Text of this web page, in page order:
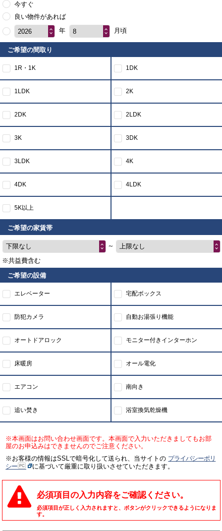
今すぐ
良い物件があれば
2026
年 8 月頃
ご希望の間取り
1R・1K 1DK
1LDK 2K
2DK 2LDK
3K 3DK
3LDK 4K
4DK 4LDK
5K以上
ご希望の家賃帯
下限なし ～
上限なし
※共益費含む
ご希望の設備
エレベーター 宅配ボックス
防犯カメラ 自動お湯張り機能
オートドアロック モニター付きインターホン
床暖房 オール電化
エアコン 南向き
追い焚き 浴室換気乾燥機
※本画面はお問い合わせ画面です。本画面で入力いただきましてもお部
屋のお申込みはできませんのでご注意ください。
※お客様の情報はSSLで暗号化して送られ、当サイトの プライバシーポリ
シー
に基づいて厳重に取り扱いさせていただきます。
必須項目の入力内容をご確認ください。
必須項目が正しく入力されますと、ボタンがクリックできるようになりま
す。